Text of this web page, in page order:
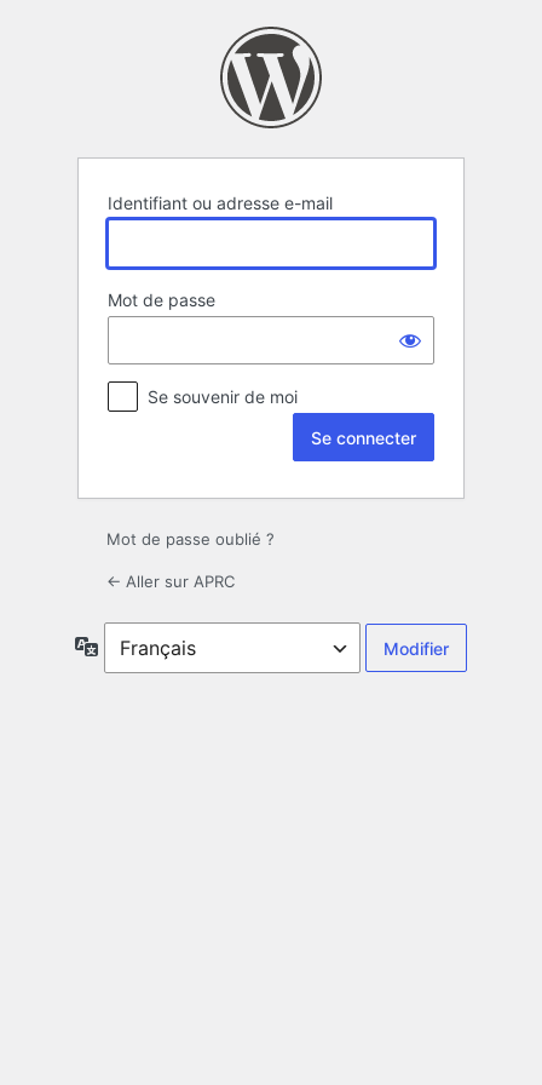
Identifiant ou adresse e-mail
Mot de passe
Se souvenir de moi
Mot de passe oublié ?
← Aller sur APRC
Langue